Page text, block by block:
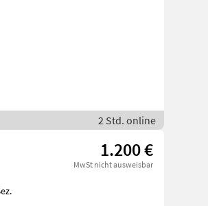
2 Std. online
1.200 €
MwSt nicht ausweisbar